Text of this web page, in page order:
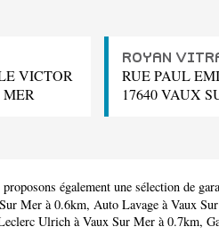
VICTOR
MER
ROYAN
RUE PAUL
17640 VAUX
également une sélection de
Mer à 0.6km, Auto Lavage à Vaux
Ulrich à Vaux Sur Mer à 0.7km,